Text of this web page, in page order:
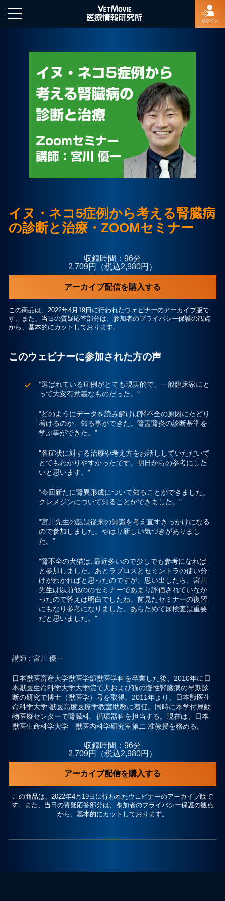
ログイン
HOME
ログイン
新規登録
よくあるご質問
著作権について
イヌ・ネコ5症例から考える腎臓病
の診断と治療・ZOOMセミナー
収録時間：96分
2,709円（税込2,980円）
アーカイブ配信を購入する
この商品は、2022年4月19日に行われたウェビナーのアーカイブ版で
す。また、当日の質疑応答部分は、参加者のプライバシー保護の観点
から、基本的にカットしております。
このウェビナーに参加された方の声
"選ばれている症例がとても現実的で、一般臨床家にと
って大変有意義なものだった。"
"どのようにデータを読み解けば腎不全の原因にたどり
着けるのか、知る事ができた。腎盂腎炎の診断基準を
学ぶ事ができた。"
"各症状に対する治療や考え方をお話ししていただいて
とてもわかりやすかったです。明日からの参考にした
いと思います。"
"今回新たに腎異形成について知ることができました。
クレメジンについて知ることができました。"
"宮川先生の話は従来の知識を考え直すきっかけになる
ので参加しました。やはり新しい気づきがありまし
た。"
"腎不全の犬猫は､最近多いので少しでも参考になれば
と参加しました。あとラプロスとセミントラの使い分
けがわかればと思ったのですが、思い出したら、宮川
先生は以前他ののセミナーであまり評価されていなか
ったので答えは明白でしたね。前見たセミナーの復習
にもなり参考になりました。あらためて尿検査は重要
だと思いました。"
講師 ：宮川 優一
日本獣医畜産大学獣医学部獣医学科を卒業した後、2010年に日
本獣医生命科学大学大学院で犬および猫の慢性腎臓病の早期診
断の研究で博士（獣医学）号を取得。2011年より、日本獣医生
命科学大学 獣医高度医療学教室助教に着任。同時に本学付属動
物医療センターで腎臓科、循環器科を担当する。現在は、日本
獣医生命科学大学 獣医内科学研究室第二 准教授を務める。
収録時間：96分
2,709円（税込2,980円）
アーカイブ配信を購入する
この商品は、2022年4月19日に行われたウェビナーのアーカイブ版で
す。また、当日の質疑応答部分は、参加者のプライバシー保護の観点
から、基本的にカットしております。